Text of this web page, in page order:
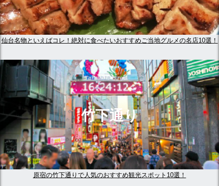
仙台名物といえばコレ！絶対に食べたいおすすめご当地グルメの名店10選！
竹下通り
原宿の竹下通りで人気のおすすめ観光スポット10選！